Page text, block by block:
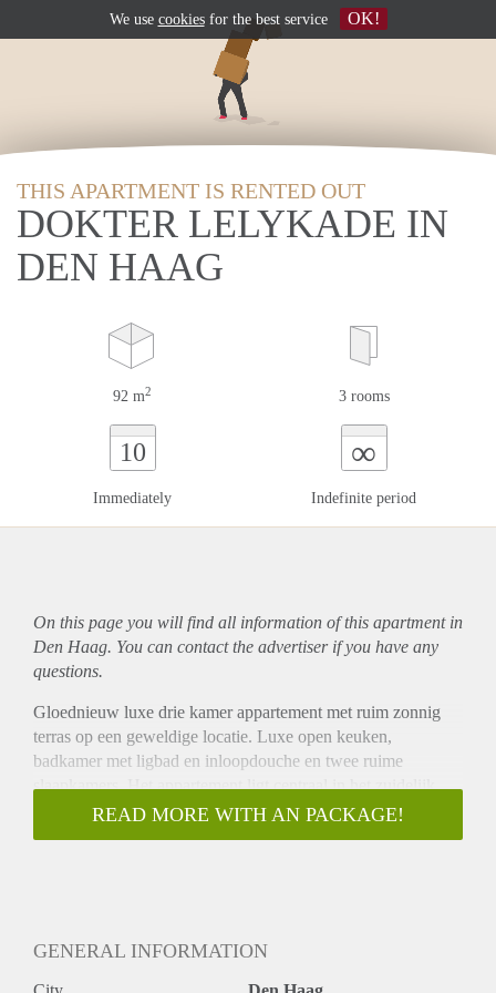
THIS APARTMENT IS RENTED OUT
DOKTER LELYKADE IN
DEN HAAG
92 m2 3 rooms
10
Immediately
∞
Indefinite period
On this page you will find all information of this apartmentin
Den Haag. You can contact the advertiser if you have any
questions.
Gloednieuw luxe drie kamer appartement met ruim zonnig
terras op een geweldige locatie. Luxe open keuken,
badkamer met ligbad en inloopdouche en twee ruime
slaapkamers. Het appartement ligt centraal in het zuidelijk
deel van de jachthaven. Het strand, de duinen, restaurants en
dagelijkse voorzieningen als een supermarkt, scholen en
appartement, ruime hal die toegang verleent tot alle ruimtes,
ruime woonkamer met luxe open keuken die voorzien is van
READ MORE WITH AN PACKAGE!
GENERAL INFORMATION
We use cookiesfor the best service OK!